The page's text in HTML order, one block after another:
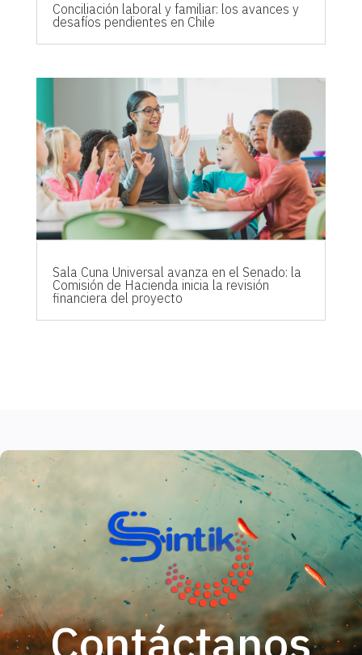
Conciliación laboral y familiar: los avances y
desafíos pendientes en Chile
Sala Cuna Universal avanza en el Senado: la
Comisión de Hacienda inicia la revisión
financiera del proyecto